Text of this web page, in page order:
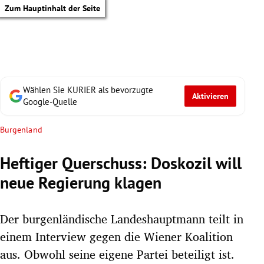
Zum Hauptinhalt der Seite
Untermenü
Wählen Sie KURIER als bevorzugte
Google-Quelle
Aktivieren
Burgenland
Heftiger Querschuss: Doskozil will
neue Regierung klagen
Der burgenländische Landeshauptmann teilt in
einem Interview gegen die Wiener Koalition
aus. Obwohl seine eigene Partei beteiligt ist.